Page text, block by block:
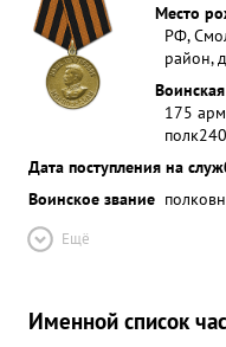
Место
РФ,
район,
175
полк
Дата поступления на
Воинское звание
Ещё
Именной список